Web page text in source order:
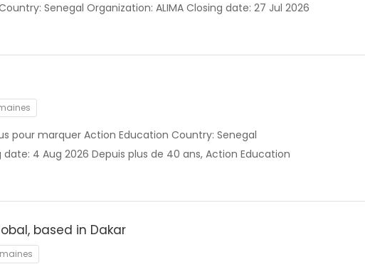
Senegal Organization: ALIMA Closing date: 27 Jul 2026
pour marquer Action Education Country: Senegal
4 Aug 2026 Depuis plus de 40 ans, Action Education
based in Dakar